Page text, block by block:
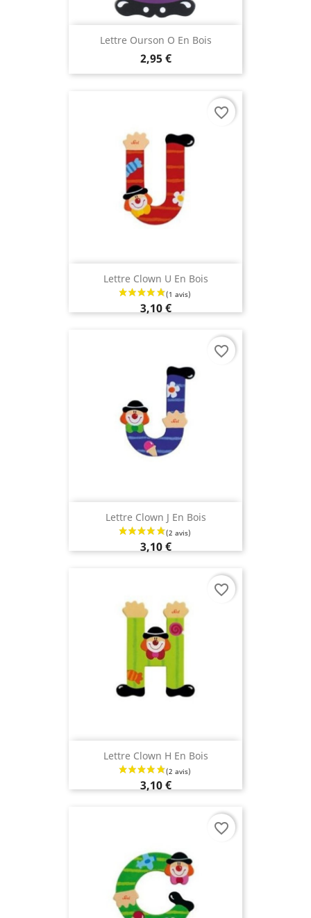
Lettre Ourson O En Bois
2,95 €
Lettre Clown U En Bois
3,10 €
favorite_border
Lettre Clown J En Bois
3,10 €
favorite_border
Lettre Clown H En Bois
3,10 €
favorite_border
favorite_border